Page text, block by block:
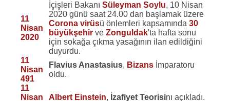
11
Nisan
2020
İçişleri BakanıSüleyman Soylu, 10 Nisan
2020 günü saat 24.00 dan başlamak üzere
Corona virüsü önlemleri kapsamında30
büyükşehir veZonguldak'ta hafta sonu
için sokağa çıkma yasağının ilan edildiğini
duyurdu.
11
Nisan
491
Flavius Anastasius, Bizans İmparatoru
oldu.
11
Nisan
Albert Einstein, İzafiyet Teorisinı açıkladı.